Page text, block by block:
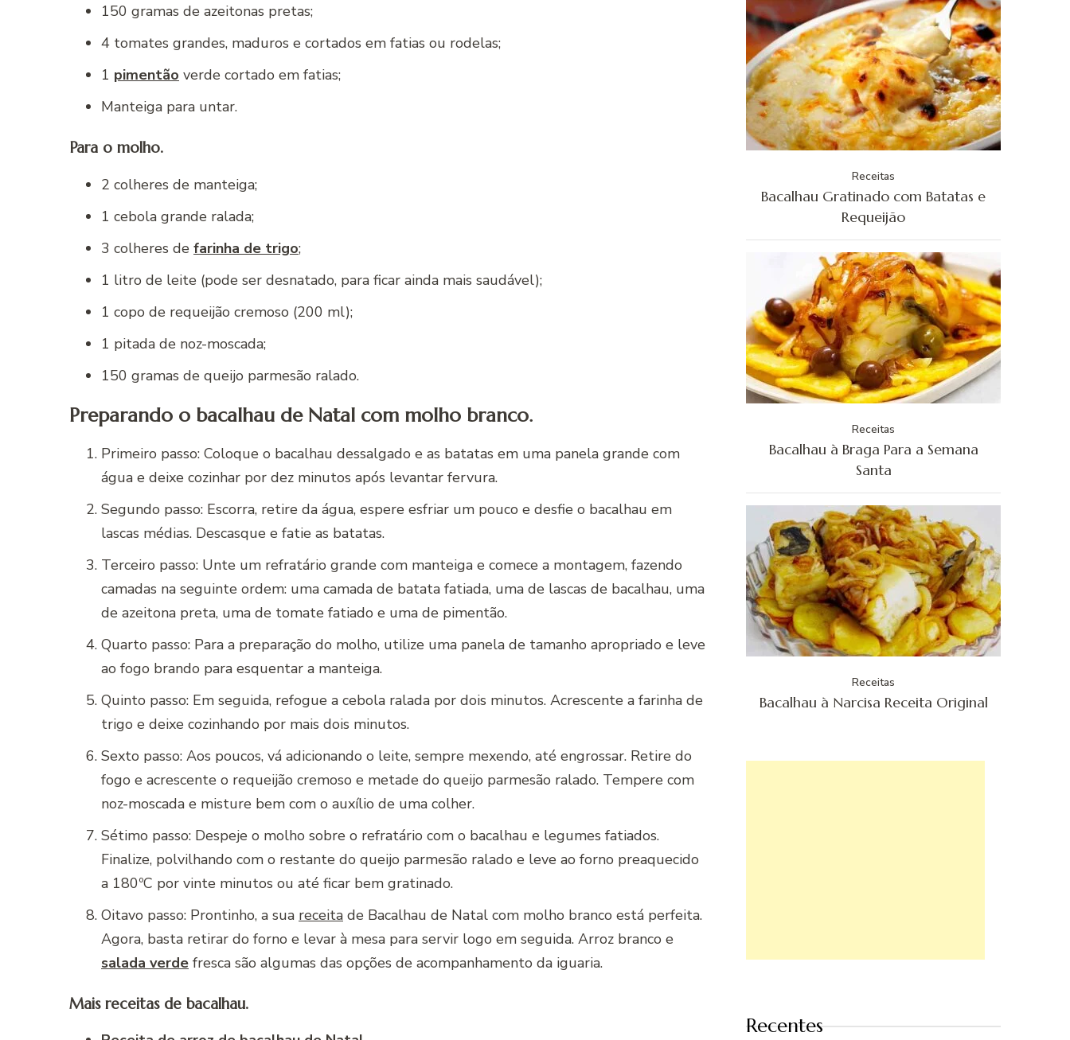
150 gramas de azeitonas pretas;
4 tomates grandes, maduros e cortados em fatias ou rodelas;
1 pimentão verde cortado em fatias;
Manteiga para untar.
Para o molho.
2 colheres de manteiga;
1 cebola grande ralada;
3 colheres de farinha de trigo;
1 litro de leite (pode ser desnatado, para ficar ainda mais saudável);
1 copo de requeijão cremoso (200 ml);
1 pitada de noz-moscada;
150 gramas de queijo parmesão ralado.
Preparando o bacalhau de Natal com molho branco.
Primeiro passo: Coloque o bacalhau dessalgado e as batatas em uma panela grande com
água e deixe cozinhar por dez minutos após levantar fervura.
Segundo passo: Escorra, retire da água, espere esfriar um pouco e desfie o bacalhau em
lascas médias. Descasque e fatie as batatas.
Terceiro passo: Unte um refratário grande com manteiga e comece a montagem, fazendo
camadas na seguinte ordem: uma camada de batata fatiada, uma de lascas de bacalhau, uma
de azeitona preta, uma de tomate fatiado e uma de pimentão.
Quarto passo: Para a preparação do molho, utilize uma panela de tamanho apropriado e leve
ao fogo brando para esquentar a manteiga.
Quinto passo: Em seguida, refogue a cebola ralada por dois minutos. Acrescente a farinha de
trigo e deixe cozinhando por mais dois minutos.
Sexto passo: Aos poucos, vá adicionando o leite, sempre mexendo, até engrossar. Retire do
fogo e acrescente o requeijão cremoso e metade do queijo parmesão ralado. Tempere com
noz-moscada e misture bem com o auxílio de uma colher.
Sétimo passo: Despeje o molho sobre o refratário com o bacalhau e legumes fatiados.
Finalize, polvilhando com o restante do queijo parmesão ralado e leve ao forno preaquecido
a 180ºC por vinte minutos ou até ficar bem gratinado.
Oitavo passo: Prontinho, a sua receita de Bacalhau de Natal com molho branco está perfeita.
Agora, basta retirar do forno e levar à mesa para servir logo em seguida. Arroz branco e
salada verde fresca são algumas das opções de acompanhamento da iguaria.
Mais receitas de bacalhau.
Receitas
Bacalhau Gratinado com Batatas e
Requeijão
Receitas
Bacalhau à Braga Para a Semana
Santa
Receitas
Bacalhau à Narcisa Receita Original
Recentes